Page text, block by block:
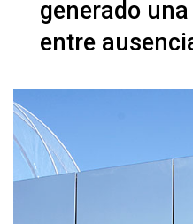
generado
entre